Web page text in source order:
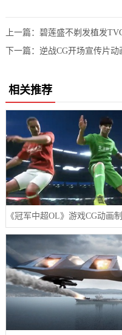
上一篇： 碧莲盛不剃发植发
下一篇： 逆战CG开场宣传片动
相关推荐